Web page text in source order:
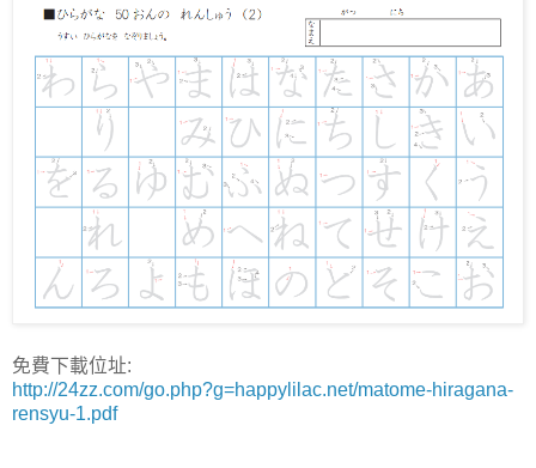
免費下載位址:
http://24zz.com/go.php?g=happylilac.net/matome-hiragana-
rensyu-1.pdf